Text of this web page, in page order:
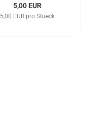
5,00 EUR
5,00 EUR pro Stueck